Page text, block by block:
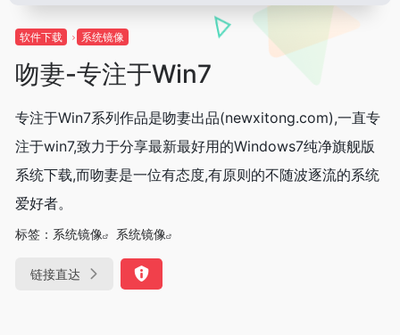
软件下载 系统镜像
吻妻-专注于Win7
专注于Win7系列作品是吻妻出品(newxitong.com),一直专
注于win7,致力于分享最新最好用的Windows7纯净旗舰版
系统下载,而吻妻是一位有态度,有原则的不随波逐流的系统
爱好者。
标签： 系统镜像 系统镜像
链接直达